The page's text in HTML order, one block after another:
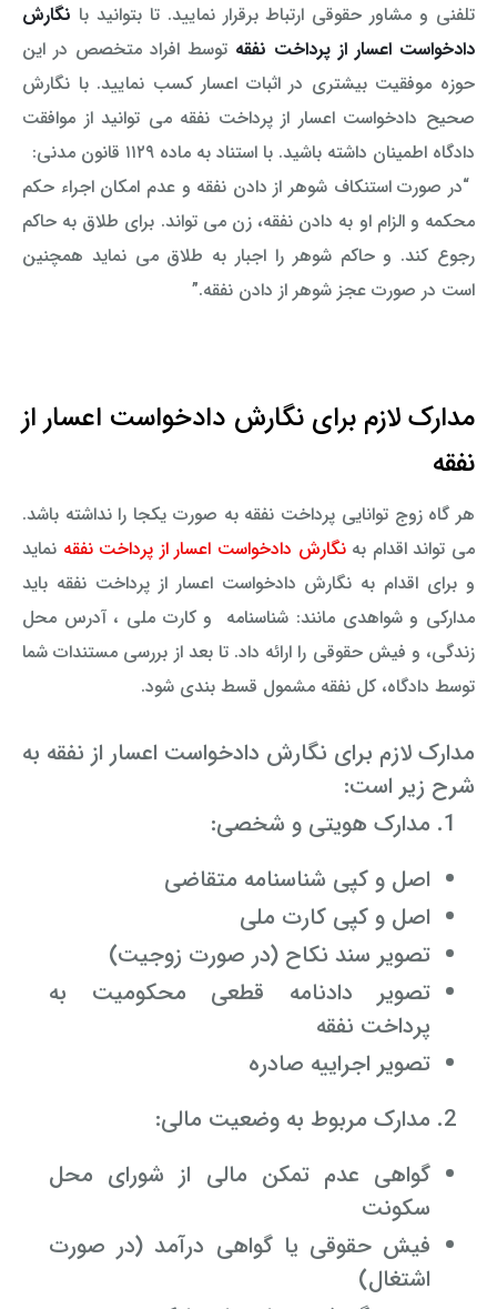
تلفنی و مشاور حقوقی ارتباط برقرار نمایید. تا بتوانید با نگارش
دادخواست اعسار از پرداخت نفقه توسط افراد متخصص در این
حوزه موفقیت بیشتری در اثبات اعسار کسب نمایید. با نگارش
صحیح دادخواست اعسار از پرداخت نفقه می توانید از موافقت
دادگاه اطمینان داشته باشید. با استناد به ماده ۱۱۲۹ قانون مدنی:
“در صورت استنکاف شوهر از دادن نفقه و عدم امکان اجراء حکم
محکمه و الزام او به دادن نفقه، زن می تواند. برای طلاق به حاکم
رجوع کند. و حاکم شوهر را اجبار به طلاق می نماید همچنین
است در صورت عجز شوهر از دادن نفقه.”
مدارک لازم برای نگارش دادخواست اعسار از
نفقه
هر گاه زوج توانایی پرداخت نفقه به صورت یکجا را نداشته باشد.
می تواند اقدام بهنگارش دادخواست اعسار از پرداخت نفقه نماید
و برای اقدام به نگارش دادخواست اعسار از پرداخت نفقه باید
مدارکی و شواهدی مانند: شناسنامه و کارت ملی ، آدرس محل
زندگی، و فیش حقوقی را ارائه داد. تا بعد از بررسی مستندات شما
توسط دادگاه، کل نفقه مشمول قسط بندی شود.
مدارک لازم برای نگارش دادخواست اعسار از نفقه به
شرح زیر است:
مدارک هویتی و شخصی:
اصل و کپی شناسنامه متقاضی
اصل و کپی کارت ملی
تصویر سند نکاح (در صورت زوجیت)
تصویر دادنامه قطعی محکومیت به
پرداخت نفقه
تصویر اجراییه صادره
مدارک مربوط به وضعیت مالی:
گواهی عدم تمکن مالی از شورای محل
سکونت
فیش حقوقی یا گواهی درآمد (در صورت
اشتغال)